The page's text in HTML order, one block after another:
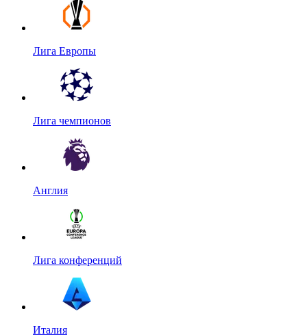
Лига Европы
Лига чемпионов
Англия
Лига конференций
Италия